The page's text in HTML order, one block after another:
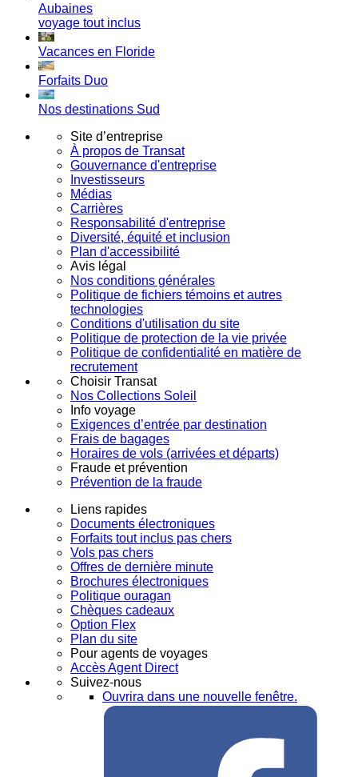
Aubaines
voyage tout inclus
Vacances en Floride
Forfaits Duo
Nos destinations Sud
Site d’entreprise
À propos de Transat
Gouvernance d'entreprise
Investisseurs
Médias
Carrières
Responsabilité d'entreprise
Diversité, équité et inclusion
Plan d'accessibilité
Avis légal
Nos conditions générales
Politique de fichiers témoins et autres
technologies
Conditions d'utilisation du site
Politique de protection de la vie privée
Politique de confidentialité en matière de
recrutement
Choisir Transat
Nos Collections Soleil
Info voyage
Exigences d’entrée par destination
Frais de bagages
Horaires de vols (arrivées et départs)
Fraude et prévention
Prévention de la fraude
Liens rapides
Documents électroniques
Forfaits tout inclus pas chers
Vols pas chers
Offres de dernière minute
Brochures électroniques
Politique ouragan
Chèques cadeaux
Option Flex
Plan du site
Pour agents de voyages
Accès Agent Direct
Suivez-nous
Ouvrira dans une nouvelle fenêtre.